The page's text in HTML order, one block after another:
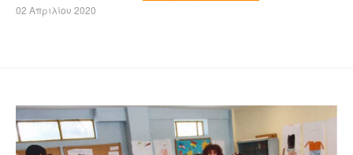
02 Απριλίου 2020